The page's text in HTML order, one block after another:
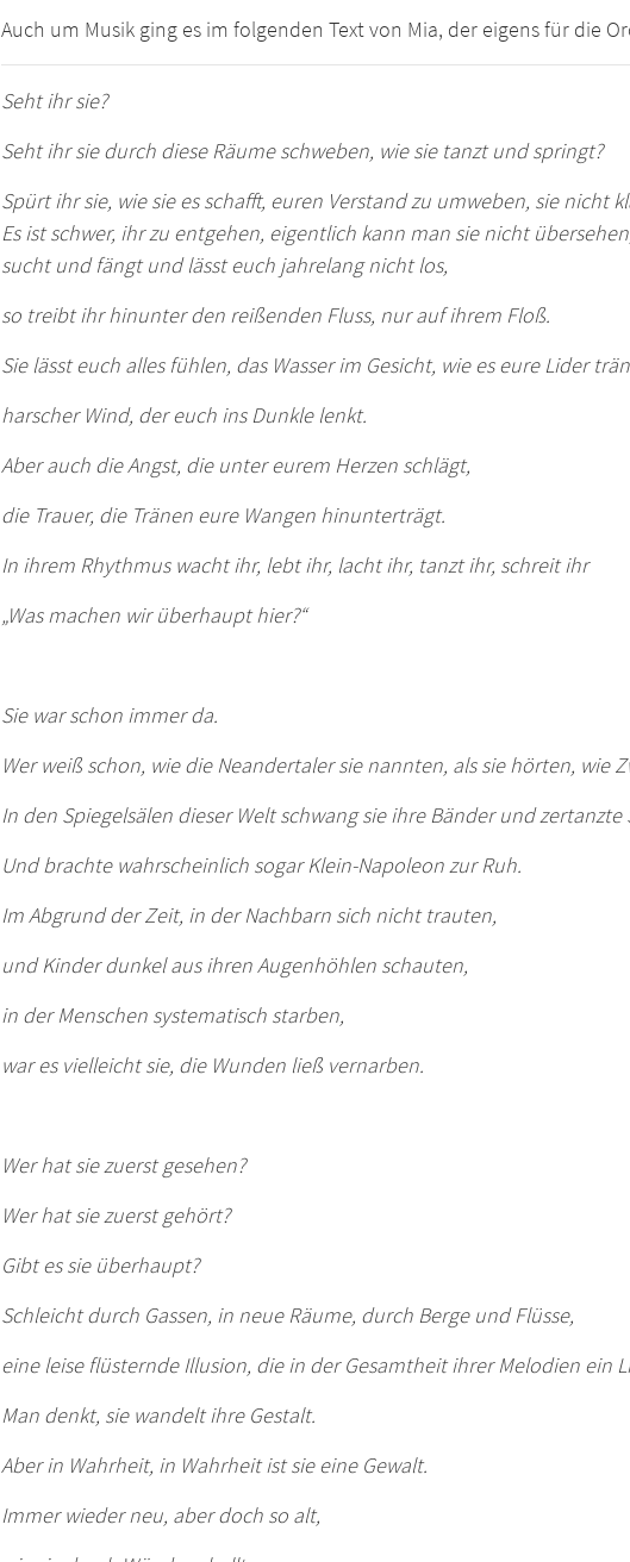
Auch um Musik ging es im folgenden Text von Mia, der eigens für die
Seht ihr sie?
Seht ihr sie durch diese Räume schweben, wie sie tanzt und springt?
Spürt ihr sie, wie sie es schafft, euren Verstand zu umweben, sie nicht
Es ist schwer, ihr zu entgehen, eigentlich kann man sie nicht
sucht und fängt und lässt euch jahrelang nicht los,
so treibt ihr hinunter den reißenden Fluss, nur auf ihrem Floß.
Sie lässt euch alles fühlen, das Wasser im Gesicht, wie es eure Lider
harscher Wind, der euch ins Dunkle lenkt.
Aber auch die Angst, die unter eurem Herzen schlägt,
die Trauer, die Tränen eure Wangen hinunterträgt.
In ihrem Rhythmus wacht ihr, lebt ihr, lacht ihr, tanzt ihr, schreit ihr
„Was machen wir überhaupt hier?“
Sie war schon immer da.
Wer weiß schon, wie die Neandertaler sie nannten, als sie hörten,
In den Spiegelsälen dieser Welt schwang sie ihre Bänder und zertanzte
Und brachte wahrscheinlich sogar Klein-Napoleon zur Ruh.
Im Abgrund der Zeit, in der Nachbarn sich nicht trauten,
und Kinder dunkel aus ihren Augenhöhlen schauten,
in der Menschen systematisch starben,
war es vielleicht sie, die Wunden ließ vernarben.
Wer hat sie zuerst gesehen?
Wer hat sie zuerst gehört?
Gibt es sie überhaupt?
Schleicht durch Gassen, in neue Räume, durch Berge und Flüsse,
eine leise flüsternde Illusion, die in der Gesamtheit ihrer Melodien ein
Man denkt, sie wandelt ihre Gestalt.
Aber in Wahrheit, in Wahrheit ist sie eine Gewalt.
Immer wieder neu, aber doch so alt,